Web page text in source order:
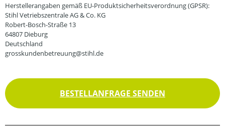
Herstellerangaben gemäß EU-Produktsicherheitsverordnung (GPSR):
Stihl Vetriebszentrale AG & Co. KG
Robert-Bosch-Straße 13
64807 Dieburg
Deutschland
grosskundenbetreuung@stihl.de
BESTELLANFRAGE SENDEN